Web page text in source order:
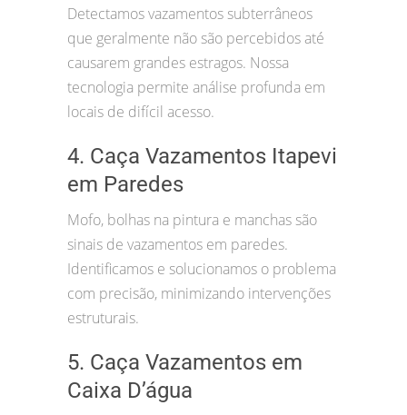
Detectamos vazamentos subterrâneos
que geralmente não são percebidos até
causarem grandes estragos. Nossa
tecnologia permite análise profunda em
locais de difícil acesso.
4. Caça Vazamentos Itapevi
em Paredes
Mofo, bolhas na pintura e manchas são
sinais de vazamentos em paredes.
Identificamos e solucionamos o problema
com precisão, minimizando intervenções
estruturais.
5. Caça Vazamentos em
Caixa D’água